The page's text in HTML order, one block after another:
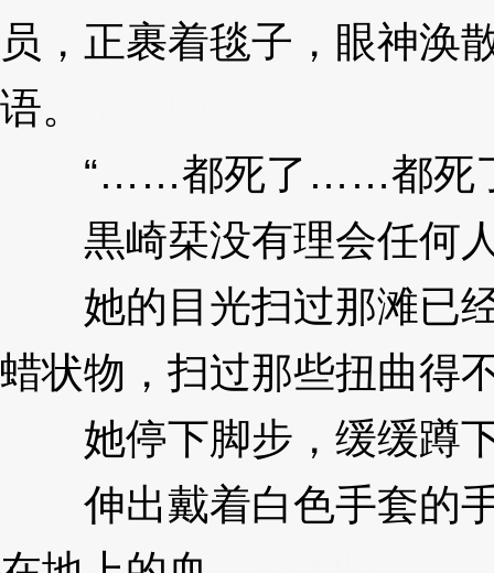
员，正裹着毯子，眼神涣
语。
“……都死了……都死
黒崎栞没有理会任何
她的目光扫过那滩已经
蜡状物，扫过那些扭曲得
她停下脚步，缓缓蹲
伸出戴着白色手套的手